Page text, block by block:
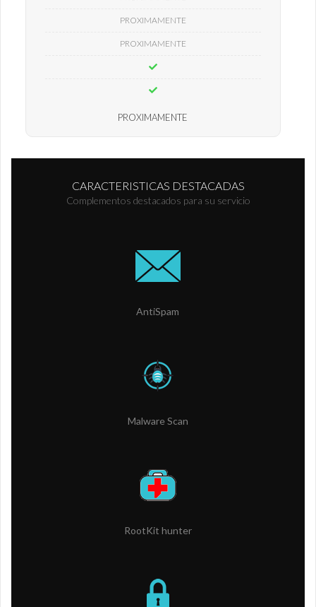
PROXIMAMENTE
PROXIMAMENTE
PROXIMAMENTE
CARACTERISTICAS DESTACADAS
Complementos destacados para su servicio
AntiSpam
Malware Scan
RootKit hunter